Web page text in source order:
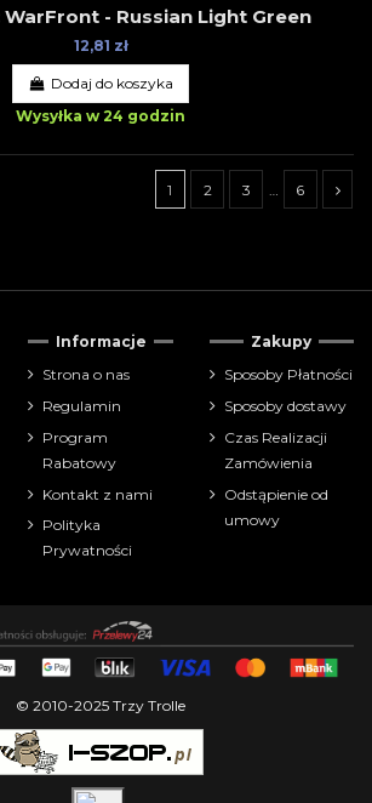
WarFront - Russian Light Green
12,81 zł
Dodaj do koszyka
Wysyłka w 24 godzin
1 2 3 6
Informacje
Strona o nas
Regulamin
Program
Rabatowy
Kontakt z nami
Polityka
Prywatności
Zakupy
Sposoby Płatności
Sposoby dostawy
Czas Realizacji
Zamówienia
Odstąpienie od
umowy
© 2010-2025 Trzy Trolle